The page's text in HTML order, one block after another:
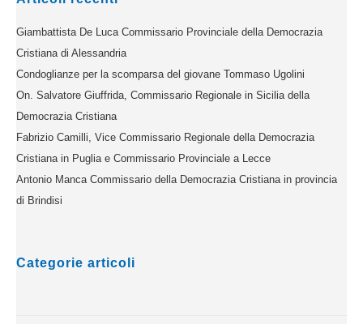
Giambattista De Luca Commissario Provinciale della Democrazia
Cristiana di Alessandria
Condoglianze per la scomparsa del giovane Tommaso Ugolini
On. Salvatore Giuffrida, Commissario Regionale in Sicilia della
Democrazia Cristiana
Fabrizio Camilli, Vice Commissario Regionale della Democrazia
Cristiana in Puglia e Commissario Provinciale a Lecce
Antonio Manca Commissario della Democrazia Cristiana in provincia
di Brindisi
Categorie articoli